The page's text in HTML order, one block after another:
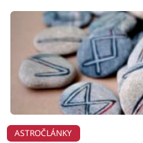
ASTROČLÁNKY